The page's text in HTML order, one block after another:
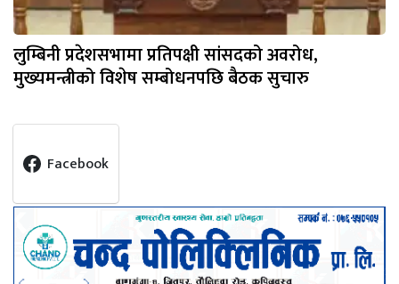
लुम्बिनी प्रदेशसभामा प्रतिपक्षी सांसदको अवरोध,
मुख्यमन्त्रीको विशेष सम्बोधनपछि बैठक सुचारु
Facebook